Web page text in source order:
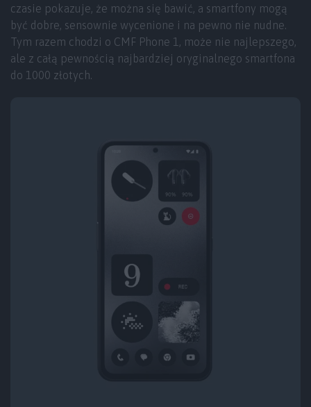
czasie pokazuje, że można się bawić, a smartfony mogą
być dobre, sensownie wycenione i na pewno nie nudne.
Tym razem chodzi o CMF Phone 1, może nie najlepszego,
ale z całą pewnością najbardziej oryginalnego smartfona
do 1000 złotych.